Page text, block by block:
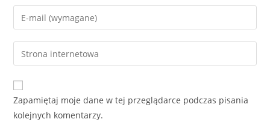
name
comment
Enter
your
email
address
comment
Enter
your
website
URL
(optional)
Zapamiętaj moje dane w tej przeglądarce podczas pisania
kolejnych komentarzy.